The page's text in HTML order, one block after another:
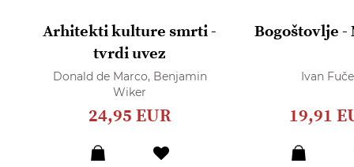
Arhitekti kulture smrti -
tvrdi uvez
Donald de Marco, Benjamin
Wiker
24,95 EUR
Bogoštovlje
Ivan
19,91